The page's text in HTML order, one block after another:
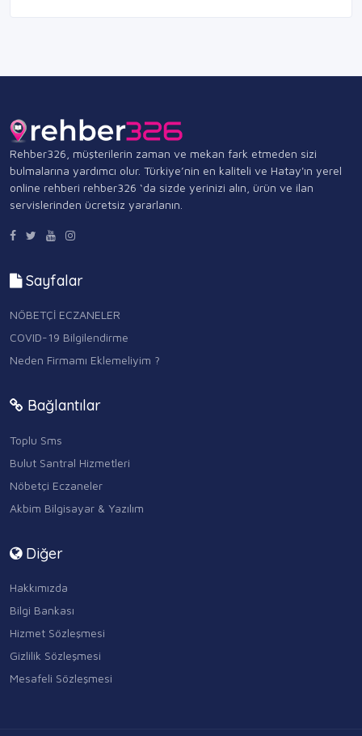
Rehber326, müşterilerin zaman ve mekan fark etmeden sizi
bulmalarına yardımcı olur. Türkiye’nin en kaliteli ve Hatay'ın yerel
online rehberi rehber326 ‘da sizde yerinizi alın, ürün ve ilan
servislerinden ücretsiz yararlanın.
Sayfalar
NÖBETÇİ ECZANELER
COVID-19 Bilgilendirme
Neden Firmamı Eklemeliyim ?
Bağlantılar
Toplu Sms
Bulut Santral Hizmetleri
Nöbetçi Eczaneler
Akbim Bilgisayar & Yazılım
Diğer
Hakkımızda
Bilgi Bankası
Hizmet Sözleşmesi
Gizlilik Sözleşmesi
Mesafeli Sözleşmesi